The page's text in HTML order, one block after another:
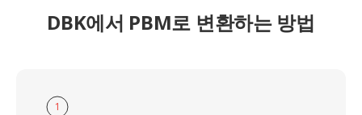
DBK에서 PBM로 변환하는 방법
1